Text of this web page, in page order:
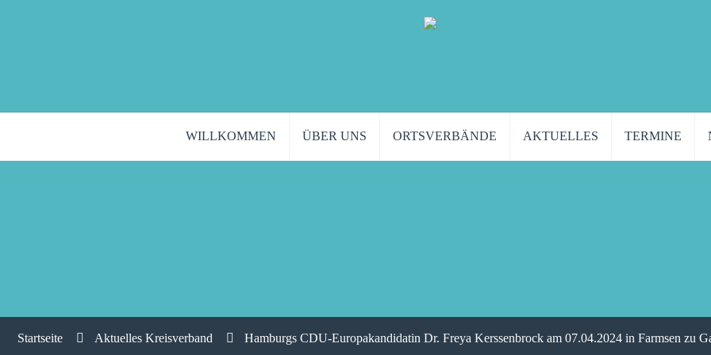
WILLKOMMEN ÜBER UNS ORTSVERBÄNDE AKTUELLES TERMINE
Startseite Aktuelles Kreisverband Hamburgs CDU-Europakandidatin Dr. Freya Kerssenbrock am 07.04.2024 in Farmsen zu